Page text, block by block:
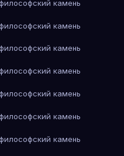
камень
камень
камень
камень
камень
камень
камень